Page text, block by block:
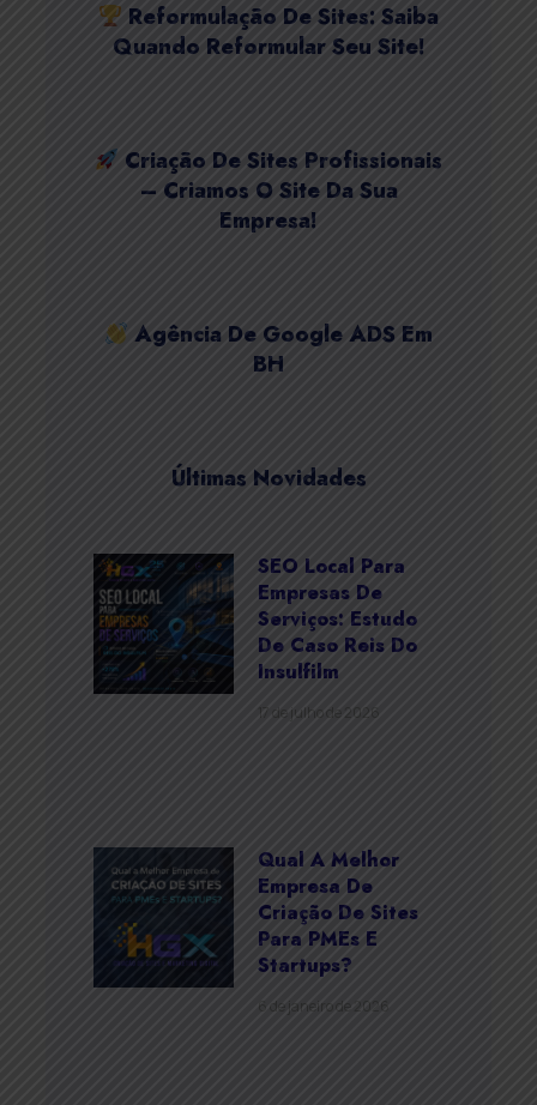
Reformulação De Sites: Saiba
Quando Reformular Seu Site!
Criação De Sites Profissionais
– Criamos O Site Da Sua
Empresa!
Agência De Google ADS Em
BH
Últimas Novidades
SEO Local Para
Empresas De
Serviços: Estudo
De Caso Reis Do
Insulfilm
17 de julho de 2026
Qual A Melhor
Empresa De
Criação De Sites
Para PMEs E
Startups?
6 de janeiro de 2026